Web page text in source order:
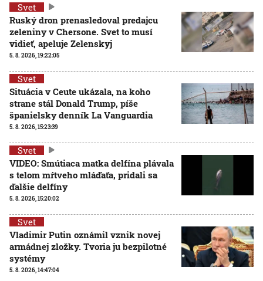
Svet
Ruský dron prenasledoval predajcu
zeleniny v Chersone. Svet to musí
vidieť, apeluje Zelenskyj
5. 8. 2026, 19:22:05
Svet
Situácia v Ceute ukázala, na koho
strane stál Donald Trump, píše
španielsky denník La Vanguardia
5. 8. 2026, 15:23:39
Svet
VIDEO: Smútiaca matka delfína plávala
s telom mŕtveho mláďaťa, pridali sa
ďalšie delfíny
5. 8. 2026, 15:20:02
Svet
Vladimir Putin oznámil vznik novej
armádnej zložky. Tvoria ju bezpilotné
systémy
5. 8. 2026, 14:47:04